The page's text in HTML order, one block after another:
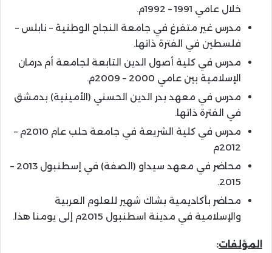
خلال عامي 1991 – 1992م.
مدرس غير متفرغ في جامعة النجاح الوطنية – نابلس –
فلسطين في الفترة ذاتها.
مدرس في كلية أصول الدين التابعة لجامعة أم درمان
الإسلامية بين عامي 2000 – 2009م.
مدرس في معهد بدر الدين الحسني (الأمينية) بدمشق
في الفترة ذاتها.
مدرس في كلية الشريعة في جامعة حلب عام 2010م –
2012م
محاضر في معهد سيداو (الصفة) في إسطنبول 2013 –
2015.
محاضر بأكاديمية بشاك شهير للعلوم العربية
والإسلامية في مدينة اسطنبول 2015م إلى يومنا هذا.
المؤلفات: